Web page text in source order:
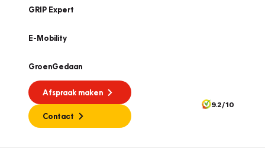
GRIP Expert
E-Mobility
GroenGedaan
Afspraak maken
Contact
9.2/10